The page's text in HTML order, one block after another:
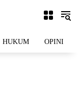
HUKUM OPINI